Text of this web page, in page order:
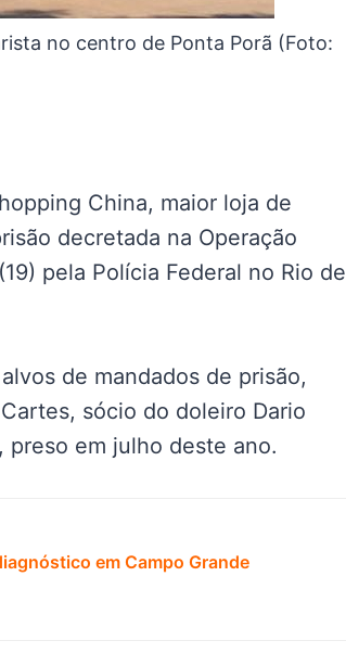
no centro de Ponta Porã (Foto:
China, maior loja de
decretada na Operação
pela Polícia Federal no Rio de
de mandados de prisão,
sócio do doleiro Dario
preso em julho deste ano.
em Campo Grande